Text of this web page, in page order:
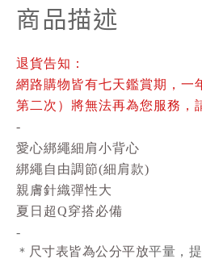
商品描述
退貨告知：
網路購物皆有七天鑑賞期，一
第二次）將無法再為您服務，
-
愛心綁繩細肩小背心
綁繩自由調節(細肩款)
親膚針織彈性大
夏日超Q穿搭必備
-
＊ 尺寸表皆為公分平放平量 ，